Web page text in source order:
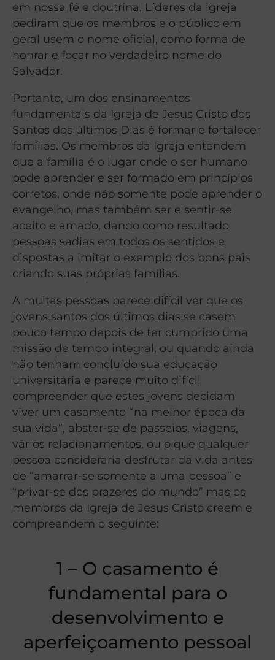
em nossa fé e doutrina. Líderes da igreja
pediram que os membros e o público em
geral usem o nome oficial, como forma de
honrar e focar no verdadeiro nome do
Salvador.
Portanto, um dos ensinamentos
fundamentais da Igreja de Jesus Cristo dos
Santos dos últimos Dias é formar e fortalecer
famílias. Os membros da Igreja entendem
que a família é o lugar onde o ser humano
pode aprender e ser formado em princípios
corretos, onde não somente pode aprender o
evangelho, mas também ser e sentir-se
aceito e amado, dando como resultado
pessoas sadias em todos os sentidos e
dispostas a imitar o exemplo dos bons pais
criando suas próprias famílias.
A muitas pessoas parece difícil ver que os
jovens santos dos últimos dias se casem
pouco tempo depois de ter cumprido uma
missão de tempo integral, ou quando ainda
não tenham concluído sua educação
universitária e parece muito difícil
compreender que estes jovens decidam
viver um casamento “na melhor época da
sua vida”, abster-se de passeios, viagens,
vários relacionamentos, ou o que qualquer
pessoa consideraria desfrutar da vida antes
de “amarrar-se somente a uma pessoa” e
“privar-se dos prazeres do mundo” mas os
membros da Igreja de Jesus Cristo creem e
compreendem o seguinte:
1 – O casamento é
fundamental para o
desenvolvimento e
aperfeiçoamento pessoal